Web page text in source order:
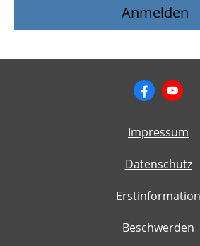
Impressum
Datenschutz
Erstinformation
Beschwerden